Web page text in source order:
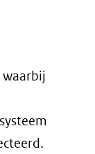
waarbij